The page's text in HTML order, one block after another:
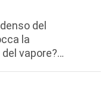
da 200 litri
del
la
vapore?
della